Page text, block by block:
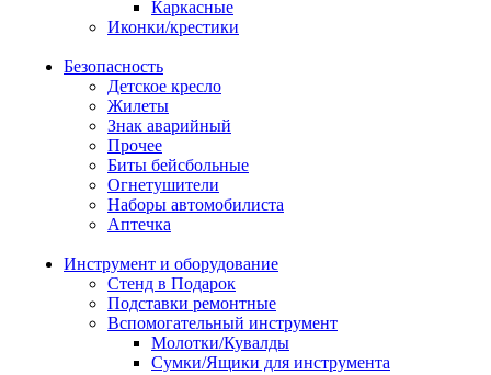
Каркасные
Иконки/крестики
Безопасность
Детское кресло
Жилеты
Знак аварийный
Прочее
Биты бейсбольные
Огнетушители
Наборы автомобилиста
Аптечка
Инструмент и оборудование
Стенд в Подарок
Подставки ремонтные
Вспомогательный инструмент
Молотки/Кувалды
Сумки/Ящики для инструмента